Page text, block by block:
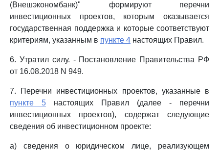
(Внешэкономбанк)" формируют перечни
инвестиционных проектов, которым оказывается
государственная поддержка и которые соответствуют
критериям, указанным в пункте 4 настоящих Правил.
6. Утратил силу. - Постановление Правительства РФ
от 16.08.2018 N 949.
7. Перечни инвестиционных проектов, указанные в
пункте 5 настоящих Правил (далее - перечни
инвестиционных проектов), содержат следующие
сведения об инвестиционном проекте:
а) сведения о юридическом лице, реализующем